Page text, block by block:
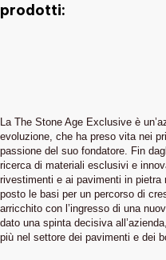
prodotti:
La The Stone Age Exclusive è
evoluzione, che ha preso vita nei
passione del suo fondatore. Fin
ricerca di materiali esclusivi e
rivestimenti e ai pavimenti in pietra
posto le basi per un percorso di
arricchito con l’ingresso di una
dato una spinta decisiva
più nel settore dei pavimenti e dei